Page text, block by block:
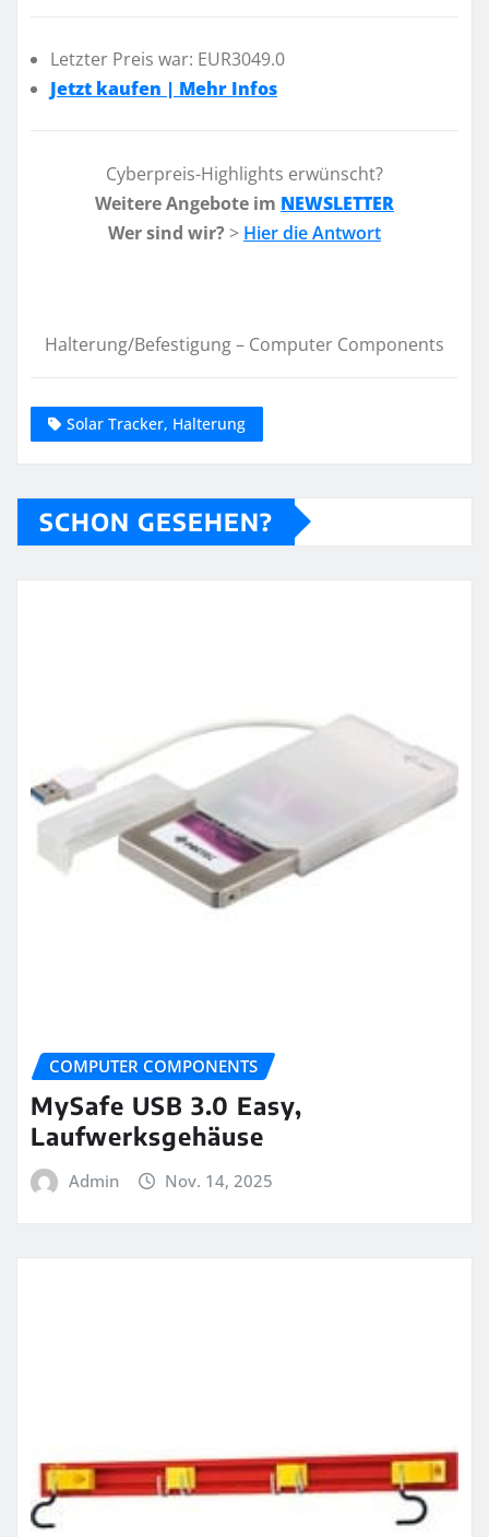
Letzter Preis war: EUR3049.0
Jetzt kaufen | Mehr Infos
Cyberpreis-Highlights erwünscht?
Weitere Angebote im NEWSLETTER
Wer sind wir? > Hier die Antwort
Halterung/Befestigung – Computer Components
Solar Tracker, Halterung
SCHON GESEHEN?
COMPUTER COMPONENTS
MySafe USB 3.0 Easy,
Laufwerksgehäuse
Admin Nov. 14, 2025